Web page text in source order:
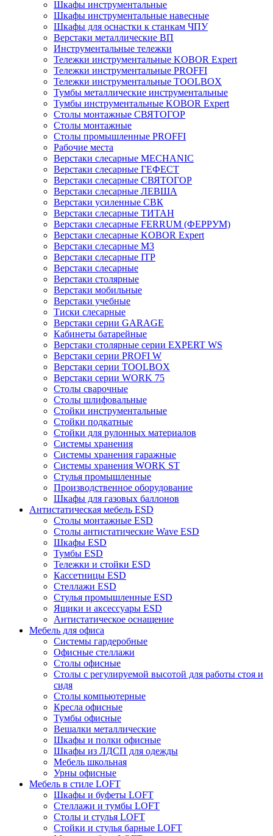
Шкафы инструментальные
Шкафы инструментальные навесные
Шкафы для оснастки к станкам ЧПУ
Верстаки металлические ВП
Инструментальные тележки
Тележки инструментальные KOBOR Expert
Тележки инструментальные PROFFI
Тележки инструментальные TOOLBOX
Тумбы металлические инструментальные
Тумбы инструментальные KOBOR Expert
Столы монтажные СВЯТОГОР
Столы монтажные
Столы промышленные PROFFI
Рабочие места
Верстаки слесарные MECHANIC
Верстаки слесарные ГЕФЕСТ
Верстаки слесарные СВЯТОГОР
Верстаки слесарные ЛЕВША
Верстаки усиленные СВК
Верстаки слесарные ТИТАН
Верстаки слесарные FERRUM (ФЕРРУМ)
Верстаки слесарные KOBOR Expert
Верстаки слесарные М3
Верстаки слесарные ITP
Верстаки слесарные
Верстаки столярные
Верстаки мобильные
Верстаки учебные
Тиски слесарные
Верстаки серии GARAGE
Кабинеты батарейные
Верстаки столярные серии EXPERT WS
Верстаки серии PROFI W
Верстаки серии TOOLBOX
Верстаки серии WORK 75
Столы сварочные
Столы шлифовальные
Стойки инструментальные
Стойки подкатные
Стойки для рулонных материалов
Системы хранения
Системы хранения гаражные
Системы хранения WORK ST
Стулья промышленные
Производственное оборудование
Шкафы для газовых баллонов
Антистатическая мебель ESD
Столы монтажные ESD
Столы антистатические Wave ESD
Шкафы ESD
Тумбы ESD
Тележки и стойки ESD
Кассетницы ESD
Стеллажи ESD
Стулья промышленные ESD
Ящики и аксессуары ESD
Антистатическое оснащение
Мебель для офиса
Системы гардеробные
Офисные стеллажи
Столы офисные
Столы с регулируемой высотой для работы стоя и
сидя
Столы компьютерные
Кресла офисные
Тумбы офисные
Вешалки металлические
Шкафы и полки офисные
Шкафы из ЛДСП для одежды
Мебель школьная
Урны офисные
Мебель в стиле LOFT
Шкафы и буфеты LOFT
Стеллажи и тумбы LOFT
Столы и стулья LOFT
Стойки и стулья барные LOFT